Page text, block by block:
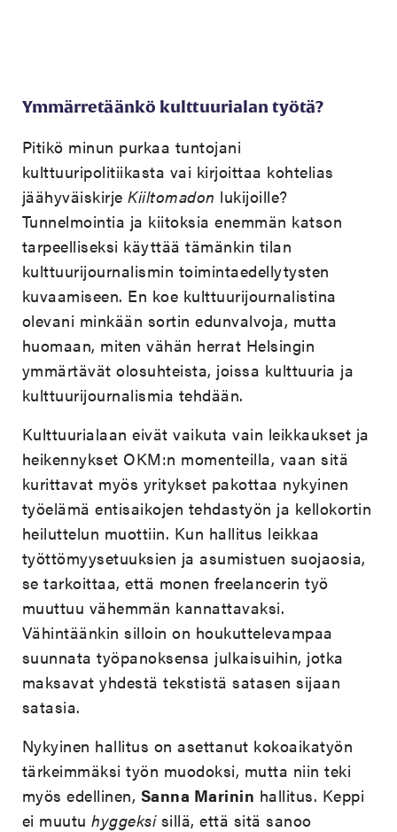
Ymmärretäänkö kulttuurialan työtä?
Pitikö minun purkaa tuntojani
kulttuuripolitiikasta vai kirjoittaa kohtelias
jäähyväiskirjeKiiltomadon lukijoille?
Tunnelmointia ja kiitoksia enemmän katson
tarpeelliseksi käyttää tämänkin tilan
kulttuurijournalismin toimintaedellytysten
kuvaamiseen. En koe kulttuurijournalistina
olevani minkään sortin edunvalvoja, mutta
huomaan, miten vähän herrat Helsingin
ymmärtävät olosuhteista, joissa kulttuuria ja
kulttuurijournalismia tehdään.
Kulttuurialaan eivät vaikuta vain leikkaukset ja
heikennykset OKM:n momenteilla, vaan sitä
kurittavat myös yritykset pakottaa nykyinen
työelämä entisaikojen tehdastyön ja kellokortin
heiluttelun muottiin. Kun hallitus leikkaa
työttömyysetuuksien ja asumistuen suojaosia,
se tarkoittaa, että monen freelancerin työ
muuttuu vähemmän kannattavaksi.
Vähintäänkin silloin on houkuttelevampaa
suunnata työpanoksensa julkaisuihin, jotka
maksavat yhdestä tekstistä satasen sijaan
satasia.
Nykyinen hallitus on asettanut kokoaikatyön
tärkeimmäksi työn muodoksi, mutta niin teki
myös edellinen, Sanna Marinin hallitus. Keppi
ei muutuhyggeksisillä, että sitä sanoo